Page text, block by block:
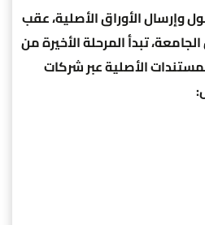
وإرسال الأوراق الأصلية، عقب
تبدأ المرحلة الأخيرة من
الأصلية عبر شركات